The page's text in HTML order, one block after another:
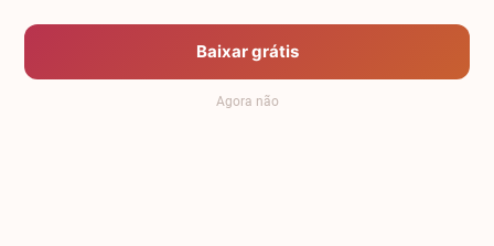
Política de Privacidade
Anuncie
Termos de Uso
Baixar grátis
Agora não